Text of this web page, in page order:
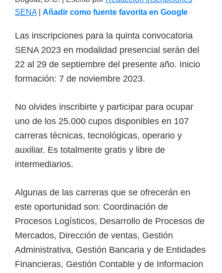
SENA| Añadir como fuente favorita en Google
Las inscripciones para la quinta convocatoria
SENA 2023 en modalidad presencial serán del
22 al 29 de septiembre del presente año. Inicio
formación: 7 de noviembre 2023.
No olvides inscribirte y participar para ocupar
uno de los 25.000 cupos disponibles en 107
carreras técnicas, tecnológicas, operario y
auxiliar. Es totalmente gratis y libre de
intermediarios.
Algunas de las carreras que se ofrecerán en
este oportunidad son: Coordinación de
Procesos Logísticos, Desarrollo de Procesos de
Mercados, Dirección de ventas, Gestión
Administrativa, Gestión Bancaria y de Entidades
Financieras, Gestión Contable y de Informacion